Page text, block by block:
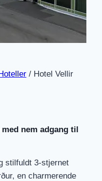
/ Hotel Vellir
nem adgang til
stilfuldt 3-stjernet
en charmerende